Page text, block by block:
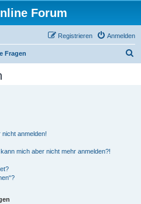
Forum
Anmelden
Registrieren
Fragen
anmelden!
mich aber nicht mehr anmelden?!